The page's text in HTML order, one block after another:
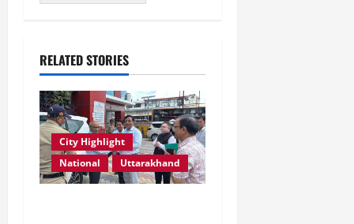
RELATED STORIES
City Highlight
National
Uttarakhand